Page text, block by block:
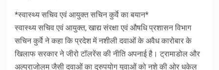
*स्वास्थ्य सचिव एवं आयुक्त सचिन कुर्वे का बयान*
स्वास्थ्य सचिव एवं आयुक्त, खाद्य संरक्षा एवं औषधि प्रशासन विभाग
सचिन कुर्वे ने कहा कि प्रदेश में नशीली दवाओं के अवैध कारोबार के
खिलाफ सरकार ने जीरो टॉलरेंस की नीति अपनाई है। ट्रामाडोल और
अल्प्राजोलम जैसी दवाओं का दुरुपयोग युवाओं को नशे की ओर धकेल